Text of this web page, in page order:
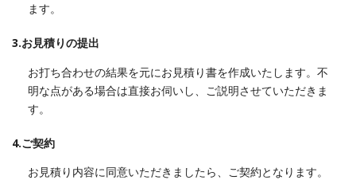
ます。
3.お見積りの提出
お打ち合わせの結果を元にお見積り書を作成いたします。不
明な点がある場合は直接お伺いし、ご説明させていただきま
す。
4.ご契約
お見積り内容に同意いただきましたら、ご契約となります。